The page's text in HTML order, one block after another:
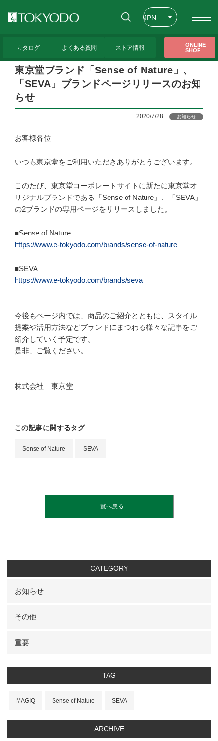
JPN
カタログ よくある質問 ストア情報
ONLINE
SHOP
東京堂ブランド「Sense of Nature」、「SEVA」ブラン
ドページリリースのお知らせ
東京堂ブランド「Sense of Nature」、
「SEVA」ブランドページリリースのお知
らせ
2020/7/28 お知らせ
お客様各位
いつも東京堂をご利用いただきありがとうございます。
このたび、東京堂コーポレートサイトに新たに東京堂オ
リジナルブランドである「Sense of Nature」、「SEVA」
の2ブランドの専用ページをリリースしました。
■Sense of Nature
https://www.e-tokyodo.com/brands/sense-of-nature
■SEVA
https://www.e-tokyodo.com/brands/seva
今後もページ内では、商品のご紹介とともに、スタイル
提案や活用方法などブランドにまつわる様々な記事をご
紹介していく予定です。
是非、ご覧ください。
株式会社 東京堂
この記事に関するタグ
Sense of Nature SEVA
一覧へ戻る
CATEGORY
お知らせ
その他
重要
TAG
MAGIQ Sense of Nature SEVA
ARCHIVE